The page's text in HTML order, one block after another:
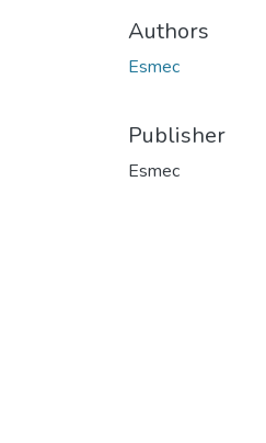
Authors
Esmec
Publisher
Esmec